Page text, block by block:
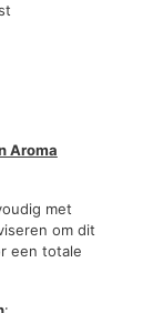
Aroma
met
om dit
een totale